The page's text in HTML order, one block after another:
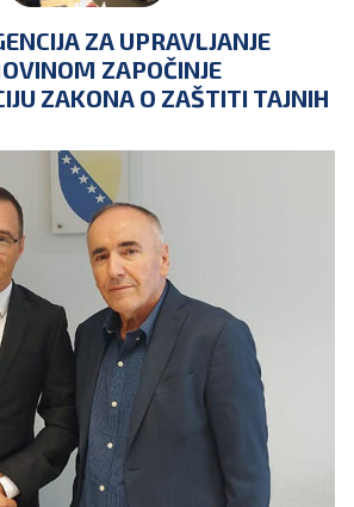
ZA UPRAVLJANJE
ZAPOČINJE
ZAKONA O ZAŠTITI TAJNIH